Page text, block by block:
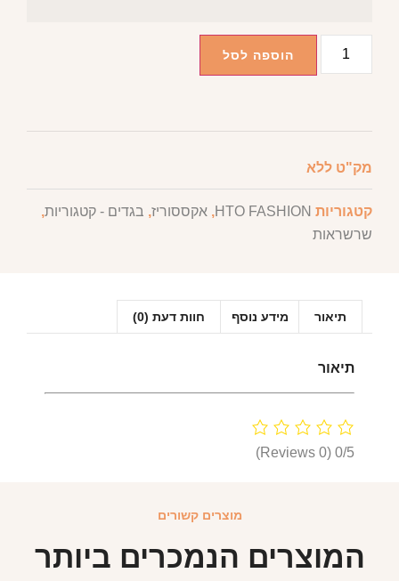
הוספה לסל
מק"ט ללא
קטגוריות HTO FASHION
, אקססוריז, בגדים - קטגוריות,
שרשראות
תיאור מידע נוסף חוות דעת (0)
תיאור
0/5
(0 Reviews)
מוצרים קשורים
המוצרים הנמכרים ביותר